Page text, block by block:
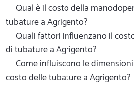
Qual è il costo della
tubature a Agrigento?
Quali fattori influenzano il
di tubature a Agrigento?
Come influiscono le
costo delle tubature a Agrigento?